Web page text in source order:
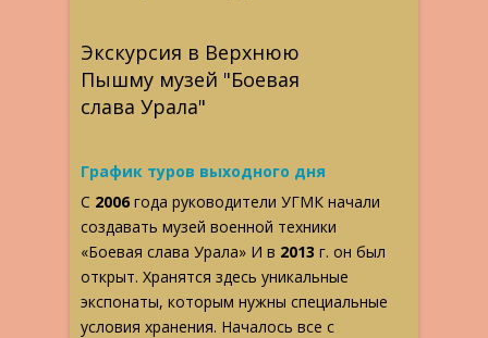
Экскурсия в Верхнюю
Пышму музей "Боевая
слава Урала"
График туров выходного дня
С 2006 года руководители УГМК начали
создавать музей военной техники
«Боевая слава Урала» И в 2013 г. он был
открыт. Хранятся здесь уникальные
экспонаты, которым нужны специальные
условия хранения. Началось все с